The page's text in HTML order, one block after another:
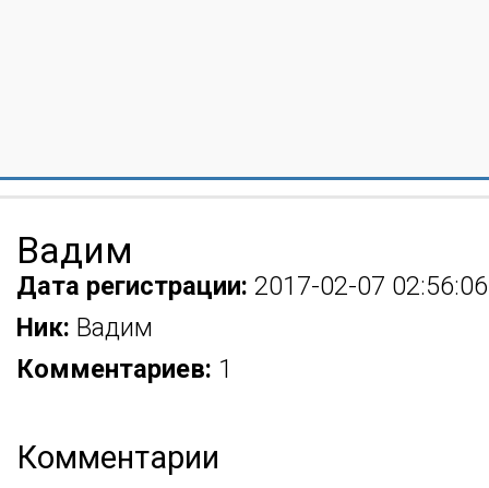
Вадим
Дата регистрации: 2017-02-07 02:56:06
Ник: Вадим
Комментариев: 1
Комментарии